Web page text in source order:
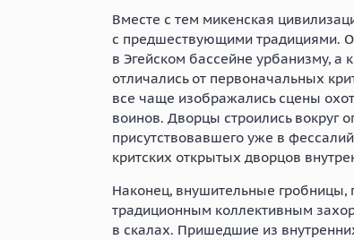
Вместе с тем микенская
с предшествующими традициями.
в Эгейском бассейне урбанизму, а
отличались от первоначальных
все чаще изображались сцены
воинов. Дворцы строились вокруг
присутствовавшего уже в
критских открытых дворцов
Наконец, внушительные гробницы,
традиционным коллективным
в скалах. Пришедшие из